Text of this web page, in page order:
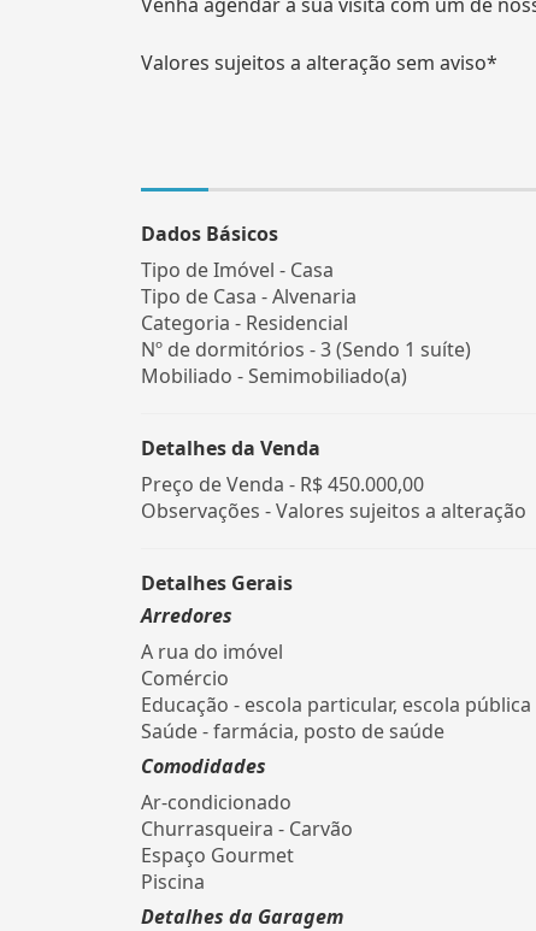
Valores sujeitos a alteração sem aviso*
Dados Básicos
Tipo de Imóvel - Casa
Tipo de Casa - Alvenaria
Categoria - Residencial
Nº de dormitórios - 3 (Sendo 1 suíte)
Mobiliado - Semimobiliado(a)
Detalhes da Venda
Preço de Venda - R$ 450.000,00
Observações - Valores sujeitos a alteração
Detalhes Gerais
Arredores
A rua do imóvel
Comércio
Educação - escola particular, escola pública
Saúde - farmácia, posto de saúde
Comodidades
Ar-condicionado
Churrasqueira - Carvão
Espaço Gourmet
Piscina
Detalhes da Garagem